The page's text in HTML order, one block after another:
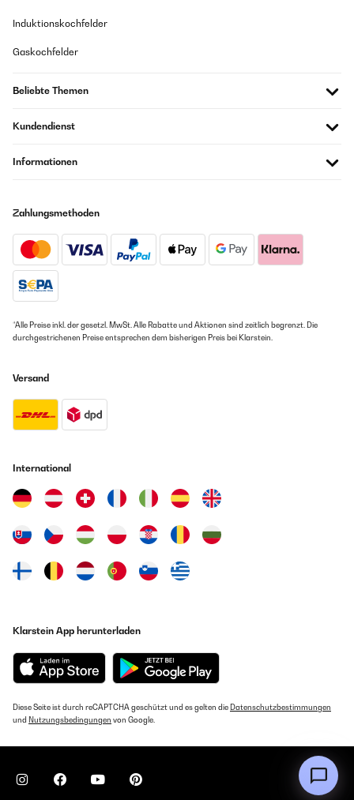
Induktionskochfelder
Gaskochfelder
Beliebte Themen
Kundendienst
Informationen
Zahlungsmethoden
*Alle Preise inkl. der gesetzl. MwSt. Alle Rabatte und Aktionen sind zeitlich begrenzt. Die
durchgestrichenen Preise entsprechen dem bisherigen Preis bei Klarstein.
Versand
International
Klarstein App herunterladen
Diese Seite ist durch reCAPTCHA geschützt und es gelten die Datenschutzbestimmungen
und Nutzungsbedingungen von Google.